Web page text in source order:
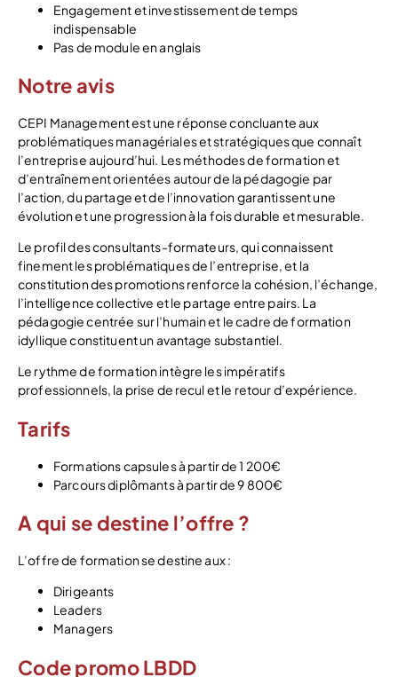
Engagement et investissement de temps
indispensable
Pas de module en anglais
Notre avis
CEPI Management est une réponse concluante aux
problématiques managériales et stratégiques que connaît
l’entreprise aujourd’hui. Les méthodes de formation et
d’entraînement orientées autour de la pédagogie par
l’action, du partage et de l’innovation garantissent une
évolution et une progression à la fois durable et mesurable.
Le profil des consultants-formateurs, qui connaissent
finement les problématiques de l’entreprise, et la
constitution des promotions renforce la cohésion, l’échange,
l’intelligence collective et le partage entre pairs. La
pédagogie centrée sur l’humain et le cadre de formation
idyllique constituent un avantage substantiel.
Le rythme de formation intègre les impératifs
professionnels, la prise de recul et le retour d’expérience.
Tarifs
Formations capsules à partir de 1 200€
Parcours diplômants à partir de 9 800€
A qui se destine l’offre ?
L’offre de formation se destine aux :
Dirigeants
Leaders
Managers
Code promo LBDD